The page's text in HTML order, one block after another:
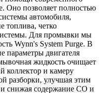
. Оно позволяет полностью
автомобиля,
топлива, четко
Для промывки мы
Wynn's System Purge. В
параметры двигателя
жидкость очищает
коллектор и камеру
разборки, улучшая этим
снижая содержание СО и